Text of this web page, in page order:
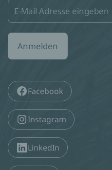
Anmelden
Facebook
Instagram
LinkedIn